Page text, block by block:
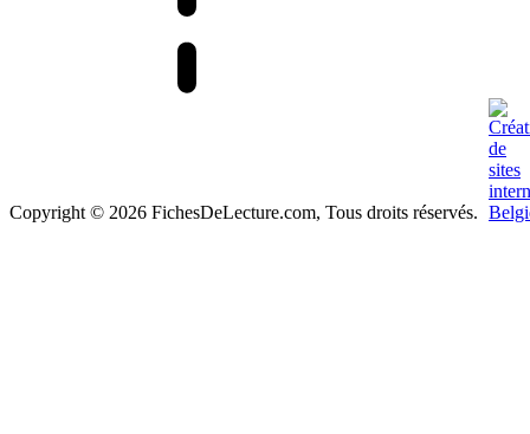
Copyright © 2026 FichesDeLecture.com, Tous droits réservés.